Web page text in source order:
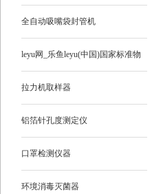
全自动吸嘴袋封管机
leyu网_乐鱼leyu(中国)国家标准物
质
拉力机取样器
铝箔针孔度测定仪
口罩检测仪器
环境消毒灭菌器